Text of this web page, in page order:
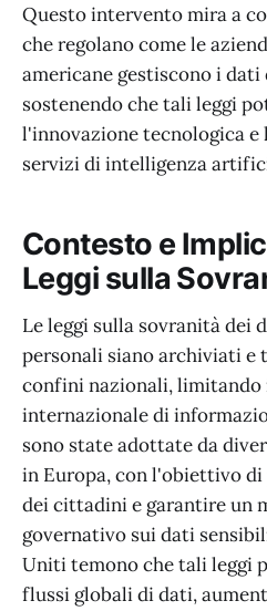
Questo intervento mira a
che regolano come le
americane gestiscono i
sostenendo che tali leggi
l'innovazione tecnologica e
servizi di intelligenza
Contesto e
Leggi sulla
Le leggi sulla sovranità dei
personali siano archiviati
confini nazionali,
internazionale di
sono state adottate da
in Europa, con l'obiettivo
dei cittadini e garantire un
governativo sui dati
Uniti temono che tali leggi
flussi globali di dati,